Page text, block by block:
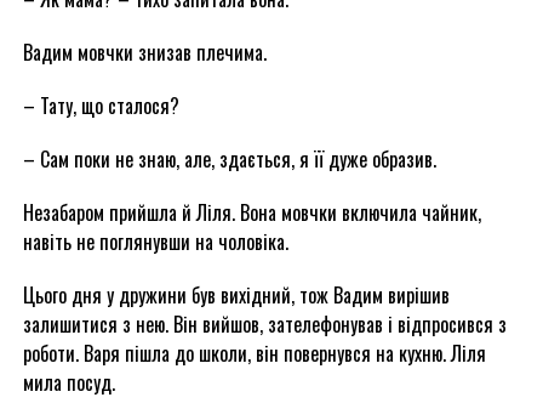
Вадим мовчки знизав плечима.
– Тату, що сталося?
– Сам поки не знаю, але, здається, я її дуже образив.
Незабаром прийшла й Ліля. Вона мовчки включила чайник,
навіть не поглянувши на чоловіка.
Цього дня у дружини був вихідний, тож Вадим вирішив
залишитися з нею. Він вийшов, зателефонував і відпросився з
роботи. Варя пішла до школи, він повернувся на кухню. Ліля
мила посуд.